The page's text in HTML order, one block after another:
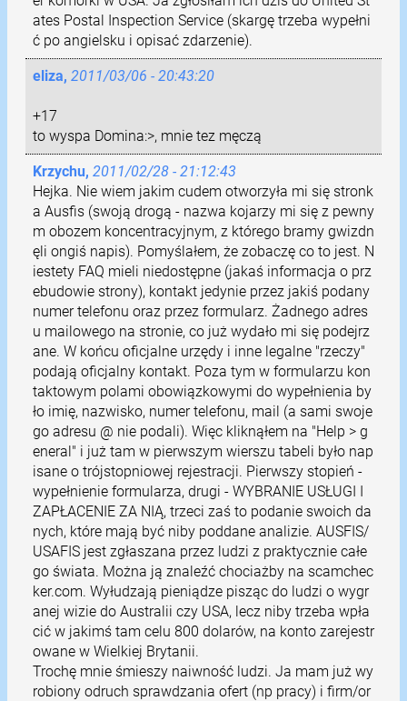
ates Postal Inspection Service (skargę trzeba wypełni
ć po angielsku i opisać zdarzenie).
eliza, 2011/03/06 - 20:43:20
+17
to wyspa Domina:>, mnie tez męczą
Krzychu, 2011/02/28 - 21:12:43
Hejka. Nie wiem jakim cudem otworzyła mi się stronk
a Ausfis (swoją drogą - nazwa kojarzy mi się z pewny
m obozem koncentracyjnym, z którego bramy gwizdn
ęli ongiś napis). Pomyślałem, że zobaczę co to jest. N
iestety FAQ mieli niedostępne (jakaś informacja o prz
ebudowie strony), kontakt jedynie przez jakiś podany
numer telefonu oraz przez formularz. Żadnego adres
u mailowego na stronie, co już wydało mi się podejrz
ane. W końcu oficjalne urzędy i inne legalne "rzeczy"
podają oficjalny kontakt. Poza tym w formularzu kon
taktowym polami obowiązkowymi do wypełnienia by
ło imię, nazwisko, numer telefonu, mail (a sami swoje
go adresu @ nie podali). Więc kliknąłem na "Help > g
eneral" i już tam w pierwszym wierszu tabeli było nap
isane o trójstopniowej rejestracji. Pierwszy stopień -
wypełnienie formularza, drugi - WYBRANIE USŁUGI I
ZAPŁACENIE ZA NIĄ, trzeci zaś to podanie swoich da
nych, które mają być niby poddane analizie. AUSFIS/
USAFIS jest zgłaszana przez ludzi z praktycznie całe
go świata. Można ją znaleźć chociażby na scamchec
ker.com. Wyłudzają pieniądze pisząc do ludzi o wygr
anej wizie do Australii czy USA, lecz niby trzeba wpła
cić w jakimś tam celu 800 dolarów, na konto zarejestr
owane w Wielkiej Brytanii.
Trochę mnie śmieszy naiwność ludzi. Ja mam już wy
robiony odruch sprawdzania ofert (np pracy) i firm/or